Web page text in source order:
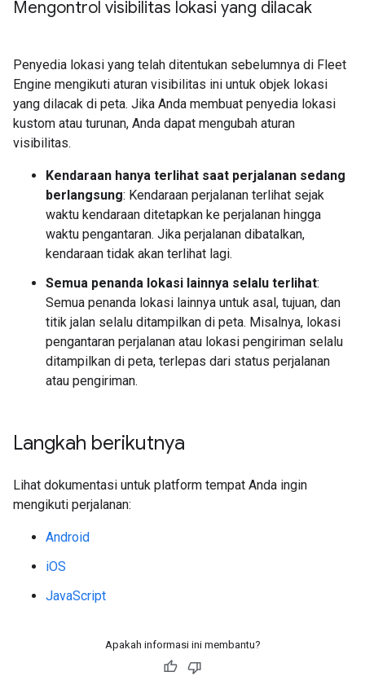
Mengontrol visibilitas lokasi yang dilacak
Penyedia lokasi yang telah ditentukan sebelumnya di Fleet
Engine mengikuti aturan visibilitas ini untuk objek lokasi
yang dilacak di peta. Jika Anda membuat penyedia lokasi
kustom atau turunan, Anda dapat mengubah aturan
visibilitas.
Kendaraan hanya terlihat saat perjalanan sedang
berlangsung: Kendaraan perjalanan terlihat sejak
waktu kendaraan ditetapkan ke perjalanan hingga
waktu pengantaran. Jika perjalanan dibatalkan,
kendaraan tidak akan terlihat lagi.
Semua penanda lokasi lainnya selalu terlihat:
Semua penanda lokasi lainnya untuk asal, tujuan, dan
titik jalan selalu ditampilkan di peta. Misalnya, lokasi
pengantaran perjalanan atau lokasi pengiriman selalu
ditampilkan di peta, terlepas dari status perjalanan
atau pengiriman.
Langkah berikutnya
Lihat dokumentasi untuk platform tempat Anda ingin
mengikuti perjalanan:
Android
iOS
JavaScript
Apakah informasi ini membantu?